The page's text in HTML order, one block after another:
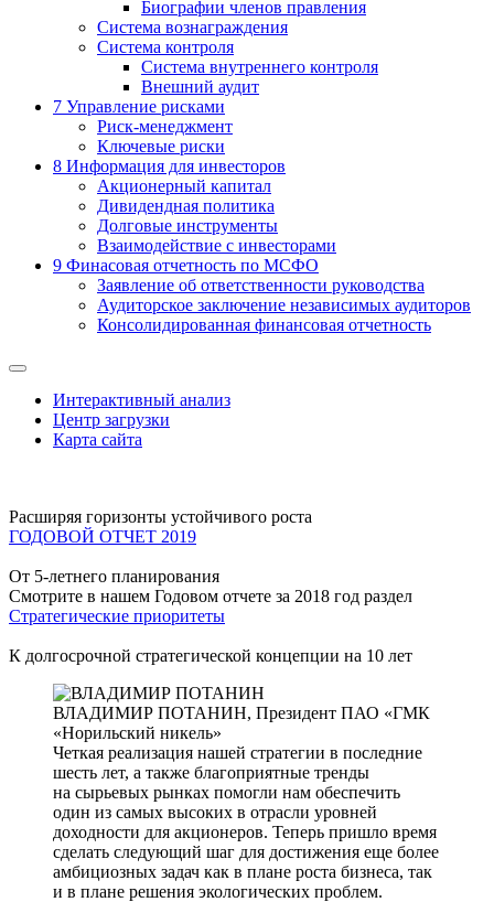
Биографии членов правления
Система вознаграждения
Система контроля
Система внутреннего контроля
Внешний аудит
7 Управление рисками
Риск-менеджмент
Ключевые риски
8 Информация для инвесторов
Акционерный капитал
Дивидендная политика
Долговые инструменты
Взаимодействие с инвеcторами
9 Финасовая отчетность по МСФО
Заявление об ответственности руководства
Аудиторское заключение независимых аудиторов
Консолидированная финансовая отчетность
Интерактивный анализ
Центр загрузки
Карта сайта
Расширяя горизонты устойчивого роста
ГОДОВОЙ ОТЧЕТ 2019
От 5-летнего планирования
Смотрите в нашем Годовом отчете за 2018 год раздел
Стратегические приоритеты
К долгосрочной стратегической концепции на 10 лет
ВЛАДИМИР ПОТАНИН, Президент ПАО «ГМК
«Норильский никель»
Четкая реализация нашей стратегии в последние
шесть лет, а также благоприятные тренды
на сырьевых рынках помогли нам обеспечить
один из самых высоких в отрасли уровней
доходности для акционеров. Теперь пришло время
сделать следующий шаг для достижения еще более
амбициозных задач как в плане роста бизнеса, так
и в плане решения экологических проблем.